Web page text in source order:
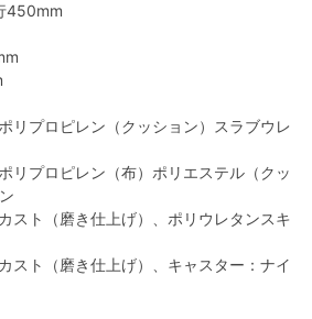
450mm
リプロピレン（クッション）スラブウレ
リプロピレン（布）ポリエステル（クッ
スト（磨き仕上げ）、ポリウレタンスキ
スト（磨き仕上げ）、キャスター：ナイ